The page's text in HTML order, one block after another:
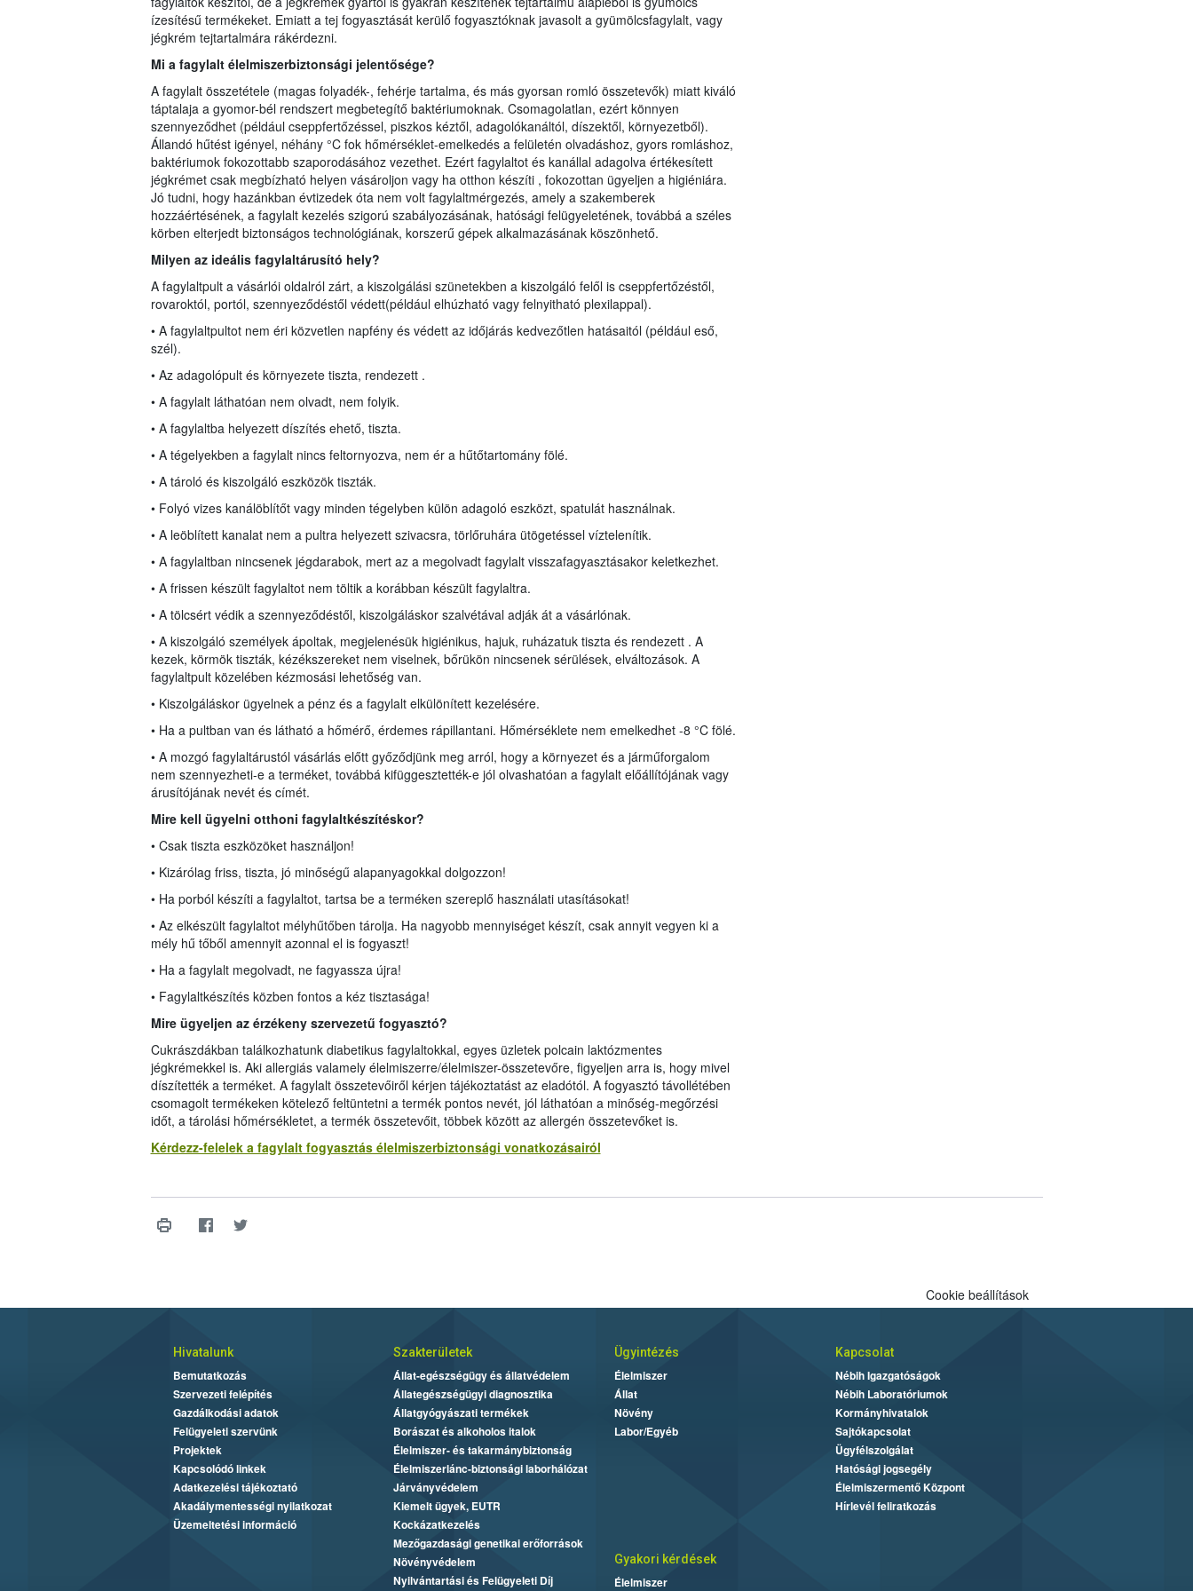
ízesítésű termékeket. Emiatt a tej fogyasztását kerülő fogyasztóknak javasolt a gyümölcsfagylalt, vagy
jégkrém tejtartalmára rákérdezni.
Mi a fagylalt élelmiszerbiztonsági jelentősége?
A fagylalt összetétele (magas folyadék-, fehérje tartalma, és más gyorsan romló összetevők) miatt kiváló
táptalaja a gyomor-bél rendszert megbetegítő baktériumoknak. Csomagolatlan, ezért könnyen
szennyeződhet (például cseppfertőzéssel, piszkos kéztől, adagolókanáltól, díszektől, környezetből).
Állandó hűtést igényel, néhány °C fok hőmérséklet-emelkedés a felületén olvadáshoz, gyors romláshoz,
baktériumok fokozottabb szaporodásához vezethet. Ezért fagylaltot és kanállal adagolva értékesített
jégkrémet csak megbízható helyen vásároljon vagy ha otthon készíti , fokozottan ügyeljen a higiéniára.
Jó tudni, hogy hazánkban évtizedek óta nem volt fagylaltmérgezés, amely a szakemberek
hozzáértésének, a fagylalt kezelés szigorú szabályozásának, hatósági felügyeletének, továbbá a széles
körben elterjedt biztonságos technológiának, korszerű gépek alkalmazásának köszönhető.
Milyen az ideális fagylaltárusító hely?
A fagylaltpult a vásárlói oldalról zárt, a kiszolgálási szünetekben a kiszolgáló felől is cseppfertőzéstől,
rovaroktól, portól, szennyeződéstől védett(például elhúzható vagy felnyitható plexilappal).
• A fagylaltpultot nem éri közvetlen napfény és védett az időjárás kedvezőtlen hatásaitól (például eső,
szél).
• Az adagolópult és környezete tiszta, rendezett .
• A fagylalt láthatóan nem olvadt, nem folyik.
• A fagylaltba helyezett díszítés ehető, tiszta.
• A tégelyekben a fagylalt nincs feltornyozva, nem ér a hűtőtartomány fölé.
• A tároló és kiszolgáló eszközök tiszták.
• Folyó vizes kanálöblítőt vagy minden tégelyben külön adagoló eszközt, spatulát használnak.
• A leöblített kanalat nem a pultra helyezett szivacsra, törlőruhára ütögetéssel víztelenítik.
• A fagylaltban nincsenek jégdarabok, mert az a megolvadt fagylalt visszafagyasztásakor keletkezhet.
• A frissen készült fagylaltot nem töltik a korábban készült fagylaltra.
• A tölcsért védik a szennyeződéstől, kiszolgáláskor szalvétával adják át a vásárlónak.
• A kiszolgáló személyek ápoltak, megjelenésük higiénikus, hajuk, ruházatuk tiszta és rendezett . A
kezek, körmök tiszták, kézékszereket nem viselnek, bőrükön nincsenek sérülések, elváltozások. A
fagylaltpult közelében kézmosási lehetőség van.
• Kiszolgáláskor ügyelnek a pénz és a fagylalt elkülönített kezelésére.
• Ha a pultban van és látható a hőmérő, érdemes rápillantani. Hőmérséklete nem emelkedhet -8 °C fölé.
• A mozgó fagylaltárustól vásárlás előtt győződjünk meg arról, hogy a környezet és a járműforgalom
nem szennyezheti-e a terméket, továbbá kifüggesztették-e jól olvashatóan a fagylalt előállítójának vagy
árusítójának nevét és címét.
Mire kell ügyelni otthoni fagylaltkészítéskor?
• Csak tiszta eszközöket használjon!
• Kizárólag friss, tiszta, jó minőségű alapanyagokkal dolgozzon!
• Ha porból készíti a fagylaltot, tartsa be a terméken szereplő használati utasításokat!
• Az elkészült fagylaltot mélyhűtőben tárolja. Ha nagyobb mennyiséget készít, csak annyit vegyen ki a
mély hű tőből amennyit azonnal el is fogyaszt!
• Ha a fagylalt megolvadt, ne fagyassza újra!
• Fagylaltkészítés közben fontos a kéz tisztasága!
Mire ügyeljen az érzékeny szervezetű fogyasztó?
Cukrászdákban találkozhatunk diabetikus fagylaltokkal, egyes üzletek polcain laktózmentes
jégkrémekkel is. Aki allergiás valamely élelmiszerre/élelmiszer-összetevőre, figyeljen arra is, hogy mivel
díszítették a terméket. A fagylalt összetevőiről kérjen tájékoztatást az eladótól. A fogyasztó távollétében
csomagolt termékeken kötelező feltüntetni a termék pontos nevét, jól láthatóan a minőség-megőrzési
időt, a tárolási hőmérsékletet, a termék összetevőit, többek között az allergén összetevőket is.
Kérdezz-felelek a fagylalt fogyasztás élelmiszerbiztonsági vonatkozásairól
Cookie beállítások
Hivatalunk
Bemutatkozás
Szervezeti felépítés
Gazdálkodási adatok
Felügyeleti szervünk
Projektek
Kapcsolódó linkek
Adatkezelési tájékoztató
Akadálymentességi nyilatkozat
Üzemeltetési információ
Szakterületek
Állat-egészségügy és állatvédelem
Állategészségügyi diagnosztika
Állatgyógyászati termékek
Borászat és alkoholos italok
Élelmiszer- és takarmánybiztonság
Élelmiszerlánc-biztonsági laborhálózat
Járványvédelem
Kiemelt ügyek, EUTR
Kockázatkezelés
Mezőgazdasági genetikai erőforrások
Növényvédelem
Nyilvántartási és Felügyeleti Díj
Ügyintézés
Élelmiszer
Állat
Növény
Labor/Egyéb
Kapcsolat
Nébih Igazgatóságok
Nébih Laboratóriumok
Kormányhivatalok
Sajtókapcsolat
Ügyfélszolgálat
Hatósági jogsegély
Élelmiszermentő Központ
Hírlevél feliratkozás
Gyakori kérdések
Élelmiszer